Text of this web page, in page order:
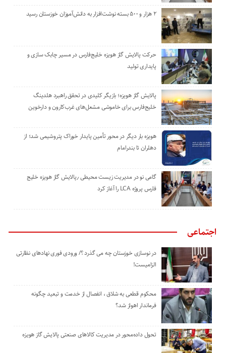
۲ هزار و ۵۰۰ بسته نوشت‌افزار به دانش‌آموزان خوزستان رسید
حرکت پالایش گاز هویزه خلیج‌فارس در مسیر چابک سازی و
پایداری تولید
پالایش گاز هویزه؛ بازیگر کلیدی در تحقق راهبرد هلدینگ
خلیج‌فارس برای خاموشی مشعل‌های غرب‌کارون و دارخوین
هویزه بار دیگر در محور تأمین پایدار خوراک پتروشیمی شد؛ از
دهلران تا بندرامام
گامی نو در مدیریت زیست ‌محیطی ٫پالایش گاز هویزه خلیج
‌فارس پروژه LCA را آغاز کرد
اجتماعی
در نوسازی خوزستان چه می گذرد ؟/ ورودی فوری نهادهای نظارتی
الزامیست!
محکوم قطعی به شلاق ، انفصال از خدمت و تبعید چگونه
فرماندار اهواز شد؟
تحول داده‌محور در مدیریت کالاهای صنعتی پالایش گاز هویزه